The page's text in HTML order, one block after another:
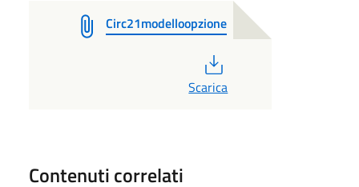
Circ21modelloopzione
Scarica
Contenuti correlati